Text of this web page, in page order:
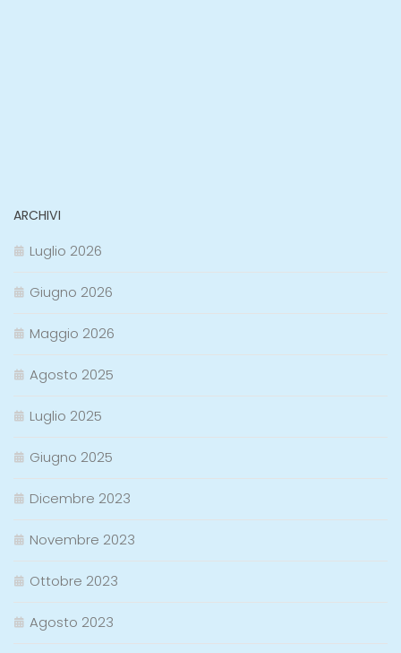
ARCHIVI
Luglio 2026
Giugno 2026
Maggio 2026
Agosto 2025
Luglio 2025
Giugno 2025
Dicembre 2023
Novembre 2023
Ottobre 2023
Agosto 2023